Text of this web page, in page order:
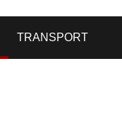
TRANSPORT